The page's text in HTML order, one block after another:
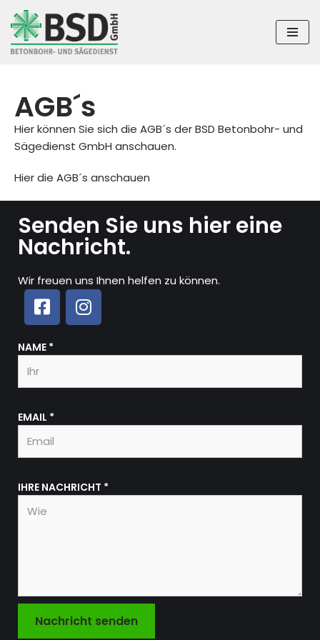
Zum
Inhalt
AGB´s
Hier können Sie sich die AGB´s der BSD Betonbohr- und
Sägedienst GmbH anschauen.
Hier die AGB´s anschauen
Senden Sie uns hier eine
Nachricht.
Wir freuen uns Ihnen helfen zu können.
NAME *
EMAIL *
IHRE NACHRICHT *
Nachricht senden